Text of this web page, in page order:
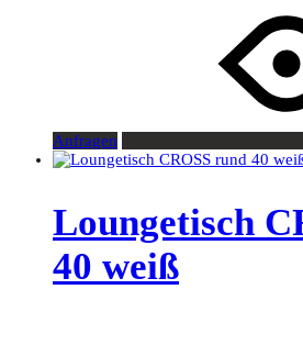
Anfragen
Loungetisch
40 weiß